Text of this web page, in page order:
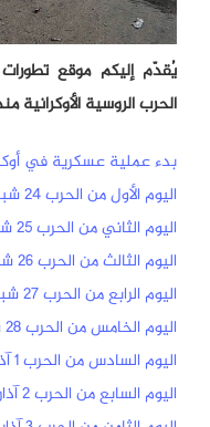
يُقدّم إليكم موقع تطورات
الحرب الروسية الأوكرانية
بدء عملية عسكرية في
اليوم الأول من الحرب 24 شباط \ فبراير 2022
اليوم الثاني من الحرب 25 شباط \ فبراير 2022
اليوم الثالث من الحرب 26 شباط \ فبراير 2022
اليوم الرابع من الحرب 27 شباط \ فبراير 2022
اليوم الخامس من الحرب 28 شباط \ فبراير 2022
اليوم السادس من الحرب 1 آذار \ مارس 2022
اليوم السابع من الحرب 2 آذار \ مارس 2022